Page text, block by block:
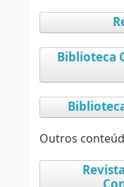
Biblioteca
Outros